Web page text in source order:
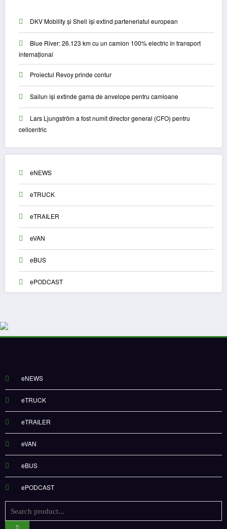
DKV Mobility și Shell își extind parteneriatul european
Blue River: 26.123 km cu un camion 100% electric în transport
internațional
Proiectul Revoy prinde contur
Sailun își extinde gama de anvelope pentru camioane
Lars Ljungström a fost numit director general (CFO) pentru
cellcentric
eNEWS
eTRUCK
eTRAILER
eVAN
eBUS
ePODCAST
eNEWS
eTRUCK
eTRAILER
eVAN
eBUS
ePODCAST